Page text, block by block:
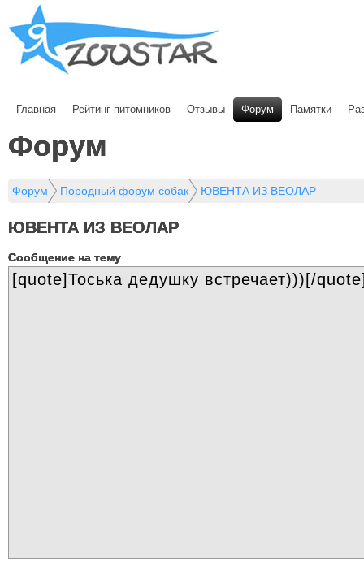
Главная Рейтинг питомников Отзывы Форум Памятки
Форум
Форум Породный форум собак ЮВЕНТА ИЗ ВЕОЛАР
ЮВЕНТА ИЗ ВЕОЛАР
Cообщение на тему